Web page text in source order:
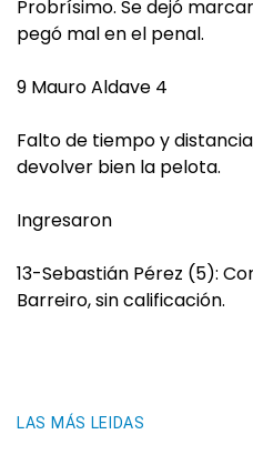
Probrísimo. Se dejó
pegó mal en el penal.
9 Mauro Aldave 4
Falto de tiempo y
devolver bien la pelota.
Ingresaron
13-Sebastián Pérez (5):
Barreiro, sin calificación.
LAS MÁS LEIDAS